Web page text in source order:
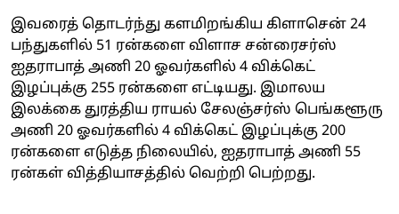
இவரைத் தொடர்ந்து களமிறங்கிய கிளாசென் 24
பந்துகளில் 51 ரன்களை விளாச சன்ரைசர்ஸ்
ஐதராபாத் அணி 20 ஓவர்களில் 4 விக்கெட்
இழப்புக்கு 255 ரன்களை எட்டியது. இமாலய
இலக்கை துரத்திய ராயல் சேலஞ்சர்ஸ் பெங்களூரு
அணி 20 ஓவர்களில் 4 விக்கெட் இழப்புக்கு 200
ரன்களை எடுத்த நிலையில், ஐதராபாத் அணி 55
ரன்கள் வித்தியாசத்தில் வெற்றி பெற்றது.